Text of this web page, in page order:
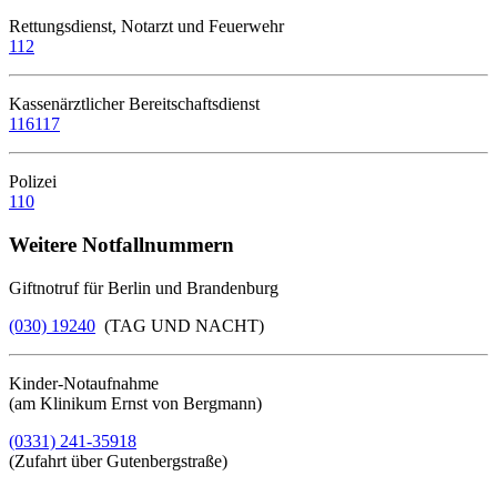
Rettungsdienst, Notarzt und Feuerwehr
112
Kassenärztlicher Bereitschaftsdienst
116117
Polizei
110
Weitere Notfallnummern
Giftnotruf für Berlin und Brandenburg
(030) 19240 (TAG UND NACHT)
Kinder-Notaufnahme
(am Klinikum Ernst von Bergmann)
(0331) 241-35918
(Zufahrt über Gutenbergstraße)